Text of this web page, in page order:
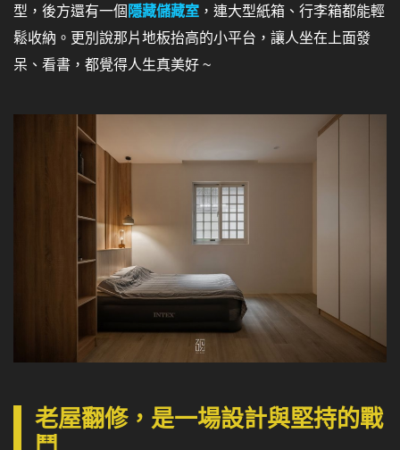
型，後方還有一個 隱藏儲藏室 ，連大型紙箱、行李箱都能輕
鬆收納。更別說那片地板抬高的小平台，讓人坐在上面發
呆、看書，都覺得人生真美好 ~
老屋翻修，是一場設計與堅持的戰